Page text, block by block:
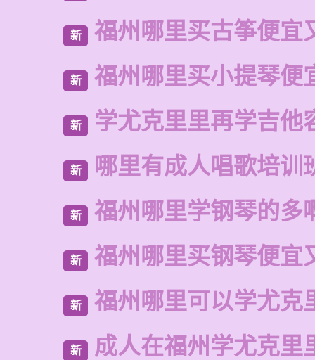
新 福州哪里买古筝便宜
新 福州哪里买小提琴便
新 学尤克里里再学吉他
新 哪里有成人唱歌培训
新 福州哪里学钢琴的多
新 福州哪里买钢琴便宜
新 福州哪里可以学尤克
新 成人在福州学尤克里